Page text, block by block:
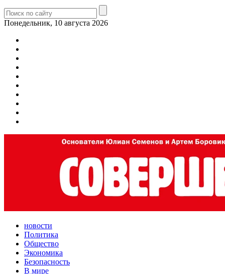
Понедельник, 10 августа 2026
новости
Политика
Общество
Экономика
Безопасность
В мире